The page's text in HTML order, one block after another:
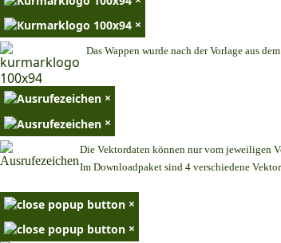
×
Das Wappen wurde nach der Vorlage aus
×
×
Die Vektordaten können nur vom jeweiligen
Im Downloadpaket sind 4 verschiedene
×
×